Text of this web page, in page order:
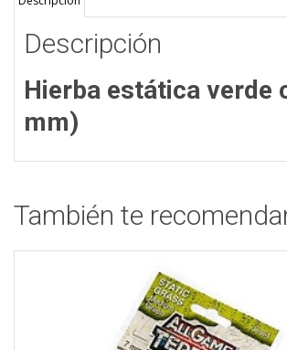
Descripción
Hierba estática verde
mm)
También te